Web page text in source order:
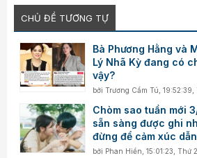
CHỦ ĐỀ TƯƠNG TỰ
Bà Phương Hằng và
Lý Nhã Kỳ đang có
vậy?
bởiTrương Cẩm Tú ,19:52:39,
Chòm sao tuần mới
sẵn sàng được ghi
đừng để cảm xúc
bởi Phan Hiền ,15:01:23, Thứ 2